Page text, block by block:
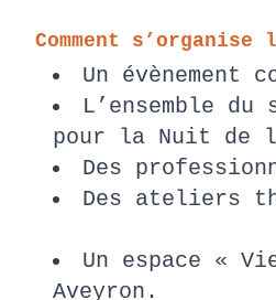
Comment
Un évènement
L’ensemble
pour la Nuit de
Des
Des ateliers
Un espace «
Aveyron.